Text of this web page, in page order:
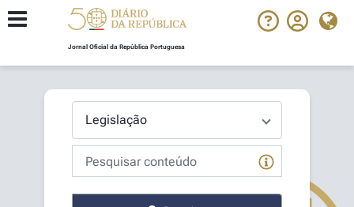
Jornal Oficial da República Portuguesa